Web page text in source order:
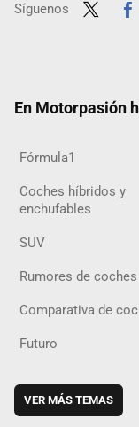
Síguenos
En Motorpasión
Fórmula1
Coches híbridos y
enchufables
SUV
Rumores de coches
Comparativa de
Futuro
VER MÁS TEMAS